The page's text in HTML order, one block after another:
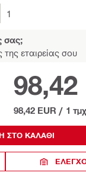
1
σας;
της εταιρείας σου
98,42
98,42 EUR / 1 τμχ
ΣΤΟ ΚΑΛΆΘΙ